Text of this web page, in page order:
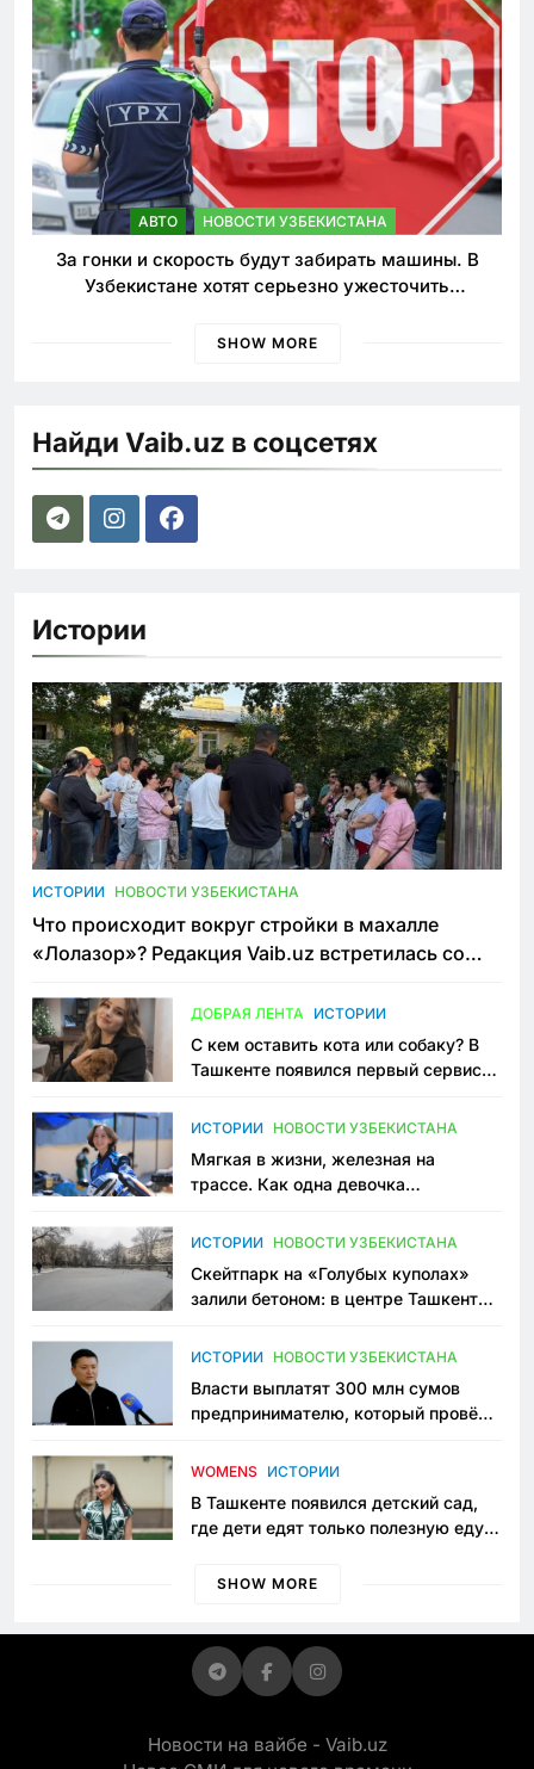
АВТО НОВОСТИ УЗБЕКИСТАНА
За гонки и скорость будут забирать машины. В
Узбекистане хотят серьезно ужесточить
SHOW MORE
Найди Vaib.uz в соцсетях
Истории
ИСТОРИИ НОВОСТИ УЗБЕКИСТАНА
Что происходит вокруг стройки в махалле
«Лолазор»? Редакция Vaib.uz встретилась со
ДОБРАЯ ЛЕНТА ИСТОРИИ
С кем оставить кота или собаку? В
Ташкенте появился первый сервис
ИСТОРИИ НОВОСТИ УЗБЕКИСТАНА
Мягкая в жизни, железная на
трассе. Как одна девочка
Узбекистане
ИСТОРИИ НОВОСТИ УЗБЕКИСТАНА
Скейтпарк на «Голубых куполах»
залили бетоном: в центре Ташкента
пространство
ИСТОРИИ НОВОСТИ УЗБЕКИСТАНА
Власти выплатят 300 млн сумов
предпринимателю, который провёл
приговору
WOMENS ИСТОРИИ
В Ташкенте появился детский сад,
где дети едят только полезную еду.
просить «кашу без сахара»
SHOW MORE
Новости на вайбе - Vaib.uz